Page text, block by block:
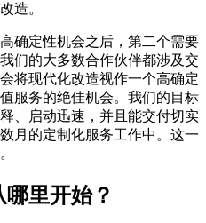
造。
确定性机会之后，第二个需要
们的大多数合作伙伴都涉及交
将现代化改造视作一个高确定
服务的绝佳机会。我们的目标
、启动迅速，并且能交付切实
月的定制化服务工作中。这一
里开始？